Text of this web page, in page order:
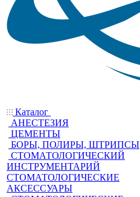
Каталог
АНЕСТЕЗИЯ
ЦЕМЕНТЫ
БОРЫ, ПОЛИРЫ, ШТРИПСЫ
СТОМАТОЛОГИЧЕСКИЙ
ИНСТРУМЕНТАРИЙ
СТОМАТОЛОГИЧЕСКИЕ
АКСЕССУАРЫ